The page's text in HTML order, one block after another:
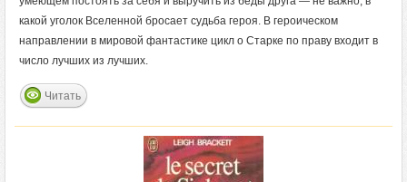
какой уголок Вселенной бросает судьба героя. В героическом
направлении в мировой фантастике цикл о Старке по праву входит в
число лучших из лучших.
Читать